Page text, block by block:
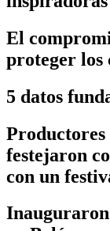
El
proteger los
5 datos
Productores
festejaron
con un